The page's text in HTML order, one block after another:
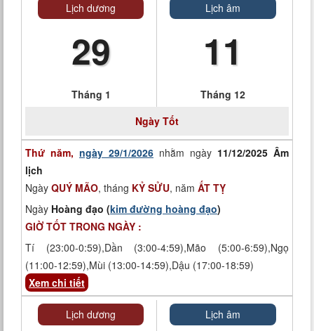
Lịch dương
29
Tháng 1
Lịch âm
11
Tháng 12
Ngày Tốt
Thứ năm, ngày 29/1/2026 nhằm ngày 11/12/2025 Âm
lịch
Ngày QUÝ MÃO, tháng KỶ SỬU, năm ẤT TỴ
Ngày Hoàng đạo (kim đường hoàng đạo)
GIỜ TỐT TRONG NGÀY :
Tí (23:00-0:59),Dần (3:00-4:59),Mão (5:00-6:59),Ngọ
(11:00-12:59),Mùi (13:00-14:59),Dậu (17:00-18:59)
Xem chi tiết
Lịch dương Lịch âm